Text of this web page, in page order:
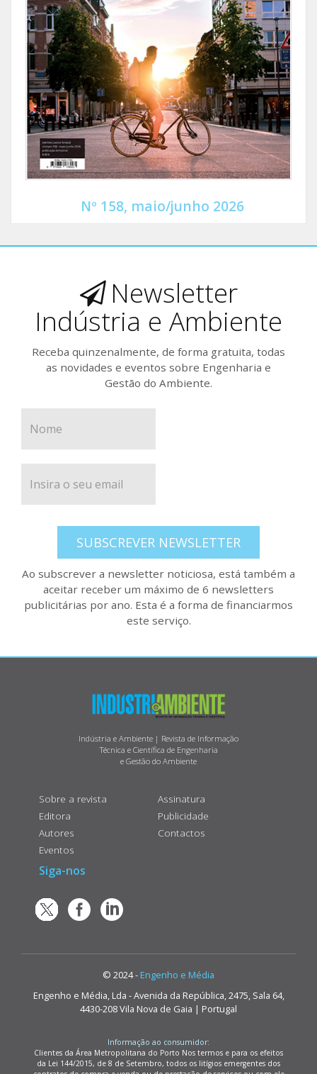
Nº 158, maio/junho 2026
Newsletter
Indústria e Ambiente
Receba quinzenalmente, de forma gratuita, todas
as novidades e eventos sobre Engenharia e
Gestão do Ambiente.
SUBSCREVER NEWSLETTER
Ao subscrever a newsletter noticiosa, está também a
aceitar receber um máximo de 6 newsletters
publicitárias por ano. Esta é a forma de financiarmos
este serviço.
Indústria e Ambiente | Revista de Informação
Técnica e Científica de Engenharia
e Gestão do Ambiente
Sobre a revista
Editora
Autores
Eventos
Assinatura
Publicidade
Contactos
Siga-nos
© 2024 - Engenho e Média
Engenho e Média, Lda - Avenida da República, 2475, Sala 64,
4430-208 Vila Nova de Gaia | Portugal
Informação ao consumidor:
Clientes da Área Metropolitana do Porto Nos termos e para os efeitos
da Lei 144/2015, de 8 de Setembro, todos os litígios emergentes dos